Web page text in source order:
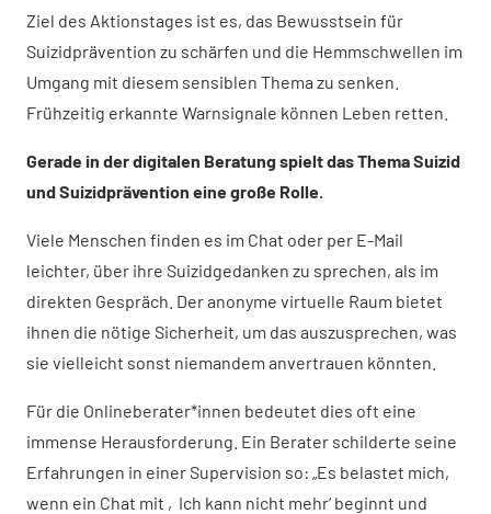
Ziel des Aktionstages ist es, das Bewusstsein für
Suizidprävention zu schärfen und die Hemmschwellen im
Umgang mit diesem sensiblen Thema zu senken.
Frühzeitig erkannte Warnsignale können Leben retten.
Gerade in der digitalen Beratung spielt das Thema Suizid
und Suizidprävention eine große Rolle.
Viele Menschen finden es im Chat oder per E-Mail
leichter, über ihre Suizidgedanken zu sprechen, als im
direkten Gespräch. Der anonyme virtuelle Raum bietet
ihnen die nötige Sicherheit, um das auszusprechen, was
sie vielleicht sonst niemandem anvertrauen könnten.
Für die Onlineberater*innen bedeutet dies oft eine
immense Herausforderung. Ein Berater schilderte seine
Erfahrungen in einer Supervision so: „Es belastet mich,
wenn ein Chat mit ‚Ich kann nicht mehr‘ beginnt und